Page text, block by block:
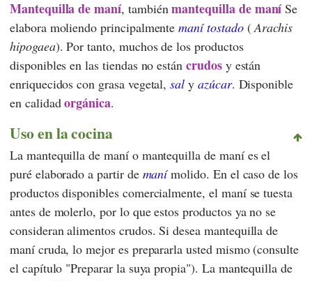
Mantequilla de maní, tambiénmantequilla de maní Se
elabora moliendo principalmentemaní tostado(Arachis
hipogaea). Por tanto, muchos de los productos
disponibles en las tiendas no estáncrudosy están
enriquecidos con grasa vegetal,sal y azúcar. Disponible
en calidadorgánica.
Uso en la cocina
La mantequilla de maní o mantequilla de maní es el
puré elaborado a partir de manímolido. En el caso de los
productos disponibles comercialmente, el maní se tuesta
antes de molerlo, por lo que estos productos ya no se
consideran alimentos crudos. Si desea mantequilla de
maní cruda, lo mejor es prepararla usted mismo (consulte
el capítulo "Preparar la suya propia"). La mantequilla de